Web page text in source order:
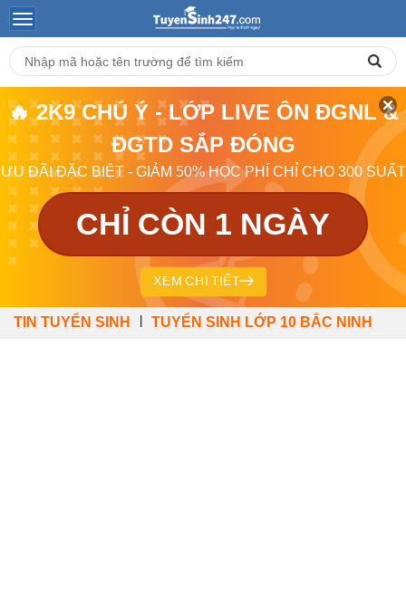
🔥 2K9 CHÚ Ý - LỚP LIVE ÔN ĐGNL &
ĐGTD SẮP ĐÓNG
ƯU ĐÃI ĐẶC BIỆT - GIẢM 50% HỌC PHÍ CHỈ CHO 300 SUẤT
CHỈ CÒN 1 NGÀY
XEM CHI TIẾT
TIN TUYỂN SINH TUYỂN SINH LỚP 10 BẮC NINH